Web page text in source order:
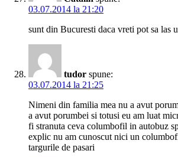
03.07.2014 la 21:20
sunt din Bucuresti daca vreti pot sa las
tudor spune:
03.07.2014 la 21:25
Nimeni din familia mea nu a avut
a avut porumbei si totusi eu am luat
fi stranuta ceva columbofil in autobuz
explic nu am cunoscut nici un
targurile de pasari